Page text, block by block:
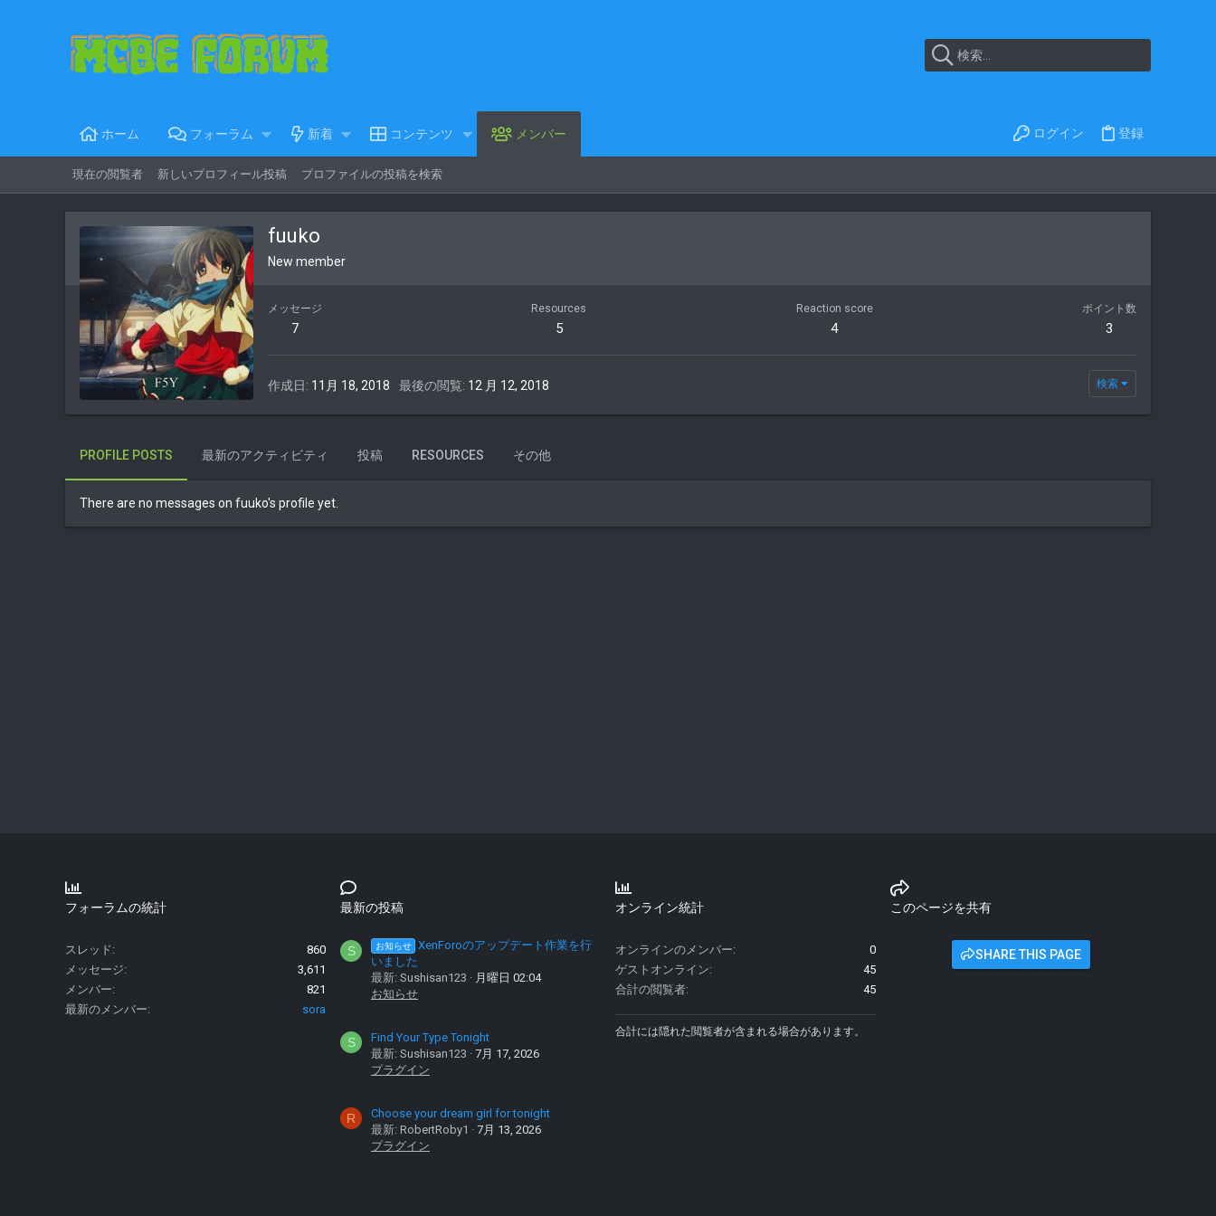
ホーム フォーラム 新着 コンテンツ メンバー ログイン 登録
現在の閲覧者 新しいプロフィール投稿 プロファイルの投稿を検索
fuuko
New member
メッセージ
7
Resources
5
Reaction score
4
ポイント数
3
作成日 11月 18, 2018 最後の閲覧 12 月 12, 2018 検索
PROFILE POSTS 最新のアクティビティ 投稿 RESOURCES その他
There are no messages on fuuko's profile yet.
フォーラムの統計
スレッド
860
メッセージ
3,611
メンバー
821
最新のメンバー
sora
最新の投稿
S お知らせ XenForoのアップデート作業を行
いました
最新: Sushisan123
月曜日 02:04
お知らせ
S
Find Your Type Tonight
最新: Sushisan123
7月 17, 2026
プラグイン
R
Choose your dream girl for tonight
最新: RobertRoby1
7月 13, 2026
プラグイン
オンライン統計
オンラインのメンバー
0
ゲストオンライン
45
合計の閲覧者
45
合計には隠れた閲覧者が含まれる場合があります。
このページを共有
SHARE THIS PAGE